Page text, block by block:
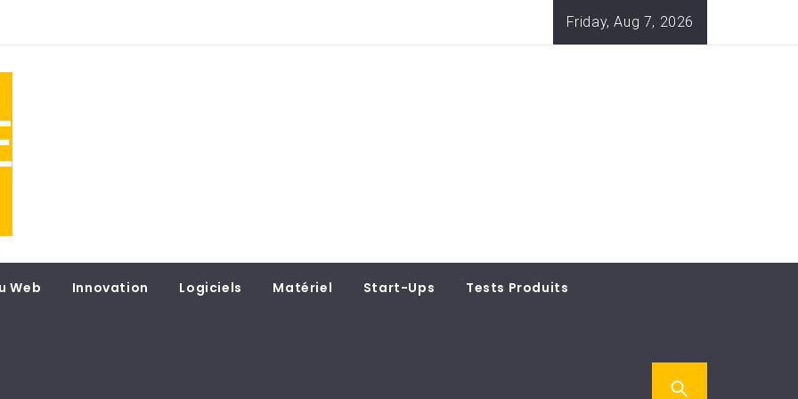
Friday, Aug 7, 2026
Web Innovation Logiciels Matériel Start-Ups Tests Produits